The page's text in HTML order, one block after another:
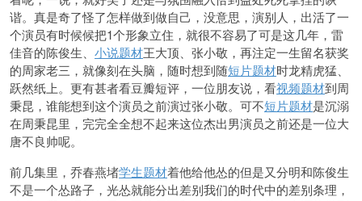
谐。真是奇了怪了怎样做到做自己，没意思，演别人，出活了一
个演员有时候候把1个形象立住，就很不容易了可是这几年，雷
佳音的陈俊生、 小说题材王大顶、张小敬，再注定一生留名获奖
的周家老三，就像刻在头脑，随时想到随短片题材时龙精虎猛、
跃然纸上。更有甚者看豆瓣短评，一位朋友说，看视频题材到周
秉昆，谁能想到这个演员之前演过张小敬。可不短片题材是沉溺
在周秉昆里，完完全全想不起来这位杰出男演员之前还是一位大
唐不良帅呢。
前几集里，乔春燕堵学生题材着他给他怂的但是又分明和陈俊生
不是一个怂路子，光怂就能分出差别我们的时代中的差别条理，